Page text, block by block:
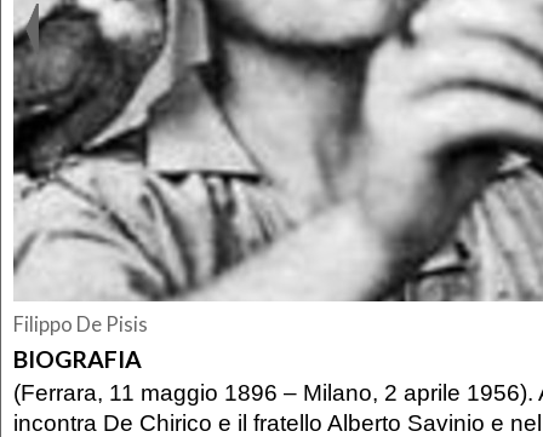
Filippo De Pisis
BIOGRAFIA
(Ferrara, 11 maggio 1896 – Milano, 2 aprile 1956).
incontra De Chirico e il fratello Alberto Savinio e